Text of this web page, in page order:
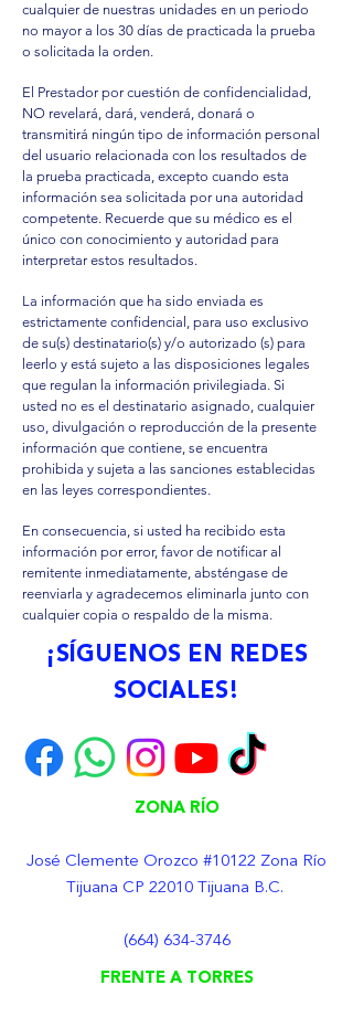
cualquier de nuestras unidades en un periodo
no mayor a los 30 días de practicada la prueba
o solicitada la orden.
El Prestador por cuestión de confidencialidad,
NO revelará, dará, venderá, donará o
transmitirá ningún tipo de información personal
del usuario relacionada con los resultados de
la prueba practicada, excepto cuando esta
información sea solicitada por una autoridad
competente. Recuerde que su médico es el
único con conocimiento y autoridad para
interpretar estos resultados.
La información que ha sido enviada es
estrictamente confidencial, para uso exclusivo
de su(s) destinatario(s) y/o autorizado (s) para
leerlo y está sujeto a las disposiciones legales
que regulan la información privilegiada. Si
usted no es el destinatario asignado, cualquier
uso, divulgación o reproducción de la presente
información que contiene, se encuentra
prohibida y sujeta a las sanciones establecidas
en las leyes correspondientes.
En consecuencia, si usted ha recibido esta
información por error, favor de notificar al
remitente inmediatamente, absténgase de
reenviarla y agradecemos eliminarla junto con
cualquier copia o respaldo de la misma.
¡SÍGUENOS EN REDES
SOCIALES!
ZONA RÍO
José Clemente Orozco #10122 Zona Río
Tijuana CP 22010 Tijuana B.C.
(664) 634-3746
FRENTE A TORRES